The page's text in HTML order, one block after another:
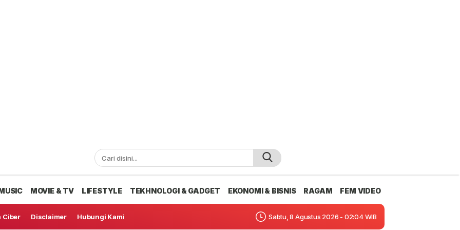
MOVIE & TV LIFESTYLE TEKHNOLOGI & GADGET EKONOMI & BISNIS RAGAM FEM VIDEO
Ciber Disclaimer Hubungi Kami Sabtu, 8 Agustus 2026 - 02:04 WIB